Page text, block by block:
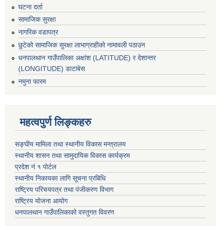
घटना दर्ता
सामाजिक सुरक्षा
नागरिक वडापत्र
छुटेको सामाजिक सुरक्षा लाभाग्राहीको नामावली पठाउन
धनपालथान गाउँपालिका अक्षांश (LATITUDE) र देशान्तर
(LONGITUDE) डाटाबेस
नमुना फारम
महत्वपुर्ण लिङ्कहरु
सङ्घीय मामिला तथा स्थानीय विकास मन्त्रालय
स्थानीय शासन तथा सामुदायिक विकास कार्यक्रम
प्रदेश नं १ पोर्टल
स्थानीय निकायका लागि सूचना प्रबिधि
राष्ट्रिय परिचयपत्र तथा पंजीकरण विभाग
राष्ट्रिय योजना आयोग
धनपालथान गाउँपालिकाको वस्तुगत विवरण